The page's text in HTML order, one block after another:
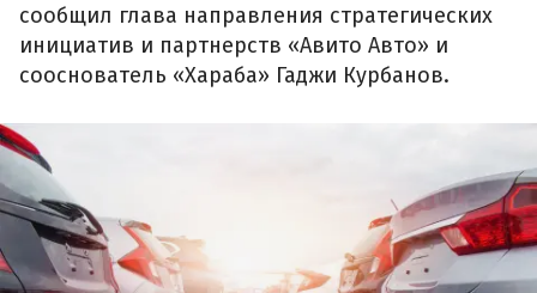
сообщил глава направления стратегических
инициатив и партнерств «Авито Авто» и
сооснователь «Хараба» Гаджи Курбанов.